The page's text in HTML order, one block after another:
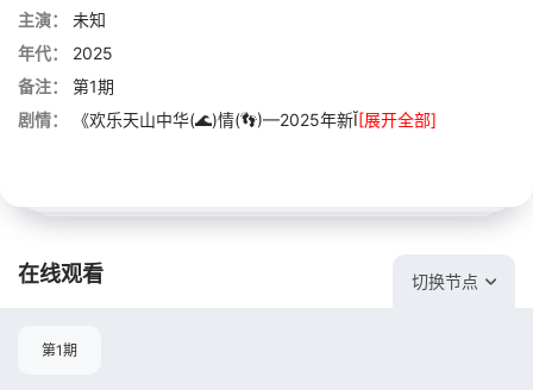
主演：
未知
年代：
2025
备注：
第1期
剧情：
《欢乐天山中华(🌊)情(👣)—2025年新Ĭ[展开全部]
在线观看 切换节点
第1期